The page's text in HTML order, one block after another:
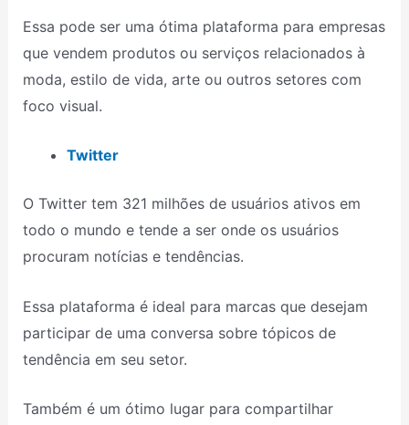
Essa pode ser uma ótima plataforma para empresas
que vendem produtos ou serviços relacionados à
moda, estilo de vida, arte ou outros setores com
foco visual.
Twitter
O Twitter tem 321 milhões de usuários ativos em
todo o mundo e tende a ser onde os usuários
procuram notícias e tendências.
Essa plataforma é ideal para marcas que desejam
participar de uma conversa sobre tópicos de
tendência em seu setor.
Também é um ótimo lugar para compartilhar